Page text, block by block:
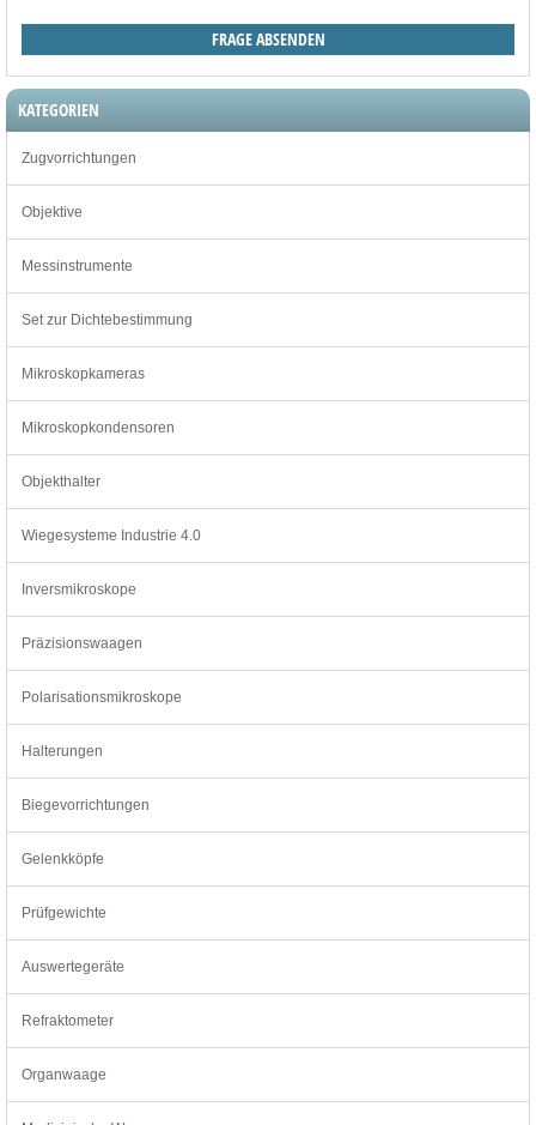
KATEGORIEN
Zugvorrichtungen
Objektive
Messinstrumente
Set zur Dichtebestimmung
Mikroskopkameras
Mikroskopkondensoren
Objekthalter
Wiegesysteme Industrie 4.0
Inversmikroskope
Präzisionswaagen
Polarisationsmikroskope
Halterungen
Biegevorrichtungen
Gelenkköpfe
Prüfgewichte
Auswertegeräte
Refraktometer
Organwaage